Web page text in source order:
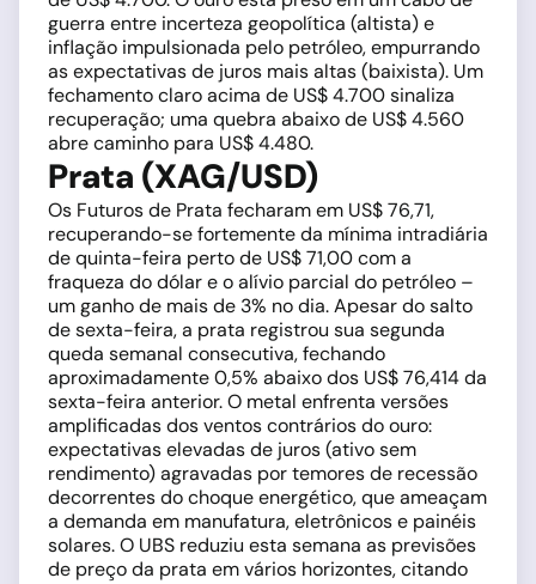
guerra entre incerteza geopolítica (altista) e
inflação impulsionada pelo petróleo, empurrando
as expectativas de juros mais altas (baixista). Um
fechamento claro acima de US$ 4.700 sinaliza
recuperação; uma quebra abaixo de US$ 4.560
abre caminho para US$ 4.480.
Prata (XAG/USD)
Os Futuros de Prata fecharam em US$ 76,71,
recuperando-se fortemente da mínima intradiária
de quinta-feira perto de US$ 71,00 com a
fraqueza do dólar e o alívio parcial do petróleo –
um ganho de mais de 3% no dia. Apesar do salto
de sexta-feira, a prata registrou sua segunda
queda semanal consecutiva, fechando
aproximadamente 0,5% abaixo dos US$ 76,414 da
sexta-feira anterior. O metal enfrenta versões
amplificadas dos ventos contrários do ouro:
expectativas elevadas de juros (ativo sem
rendimento) agravadas por temores de recessão
decorrentes do choque energético, que ameaçam
a demanda em manufatura, eletrônicos e painéis
solares. O UBS reduziu esta semana as previsões
de preço da prata em vários horizontes, citando